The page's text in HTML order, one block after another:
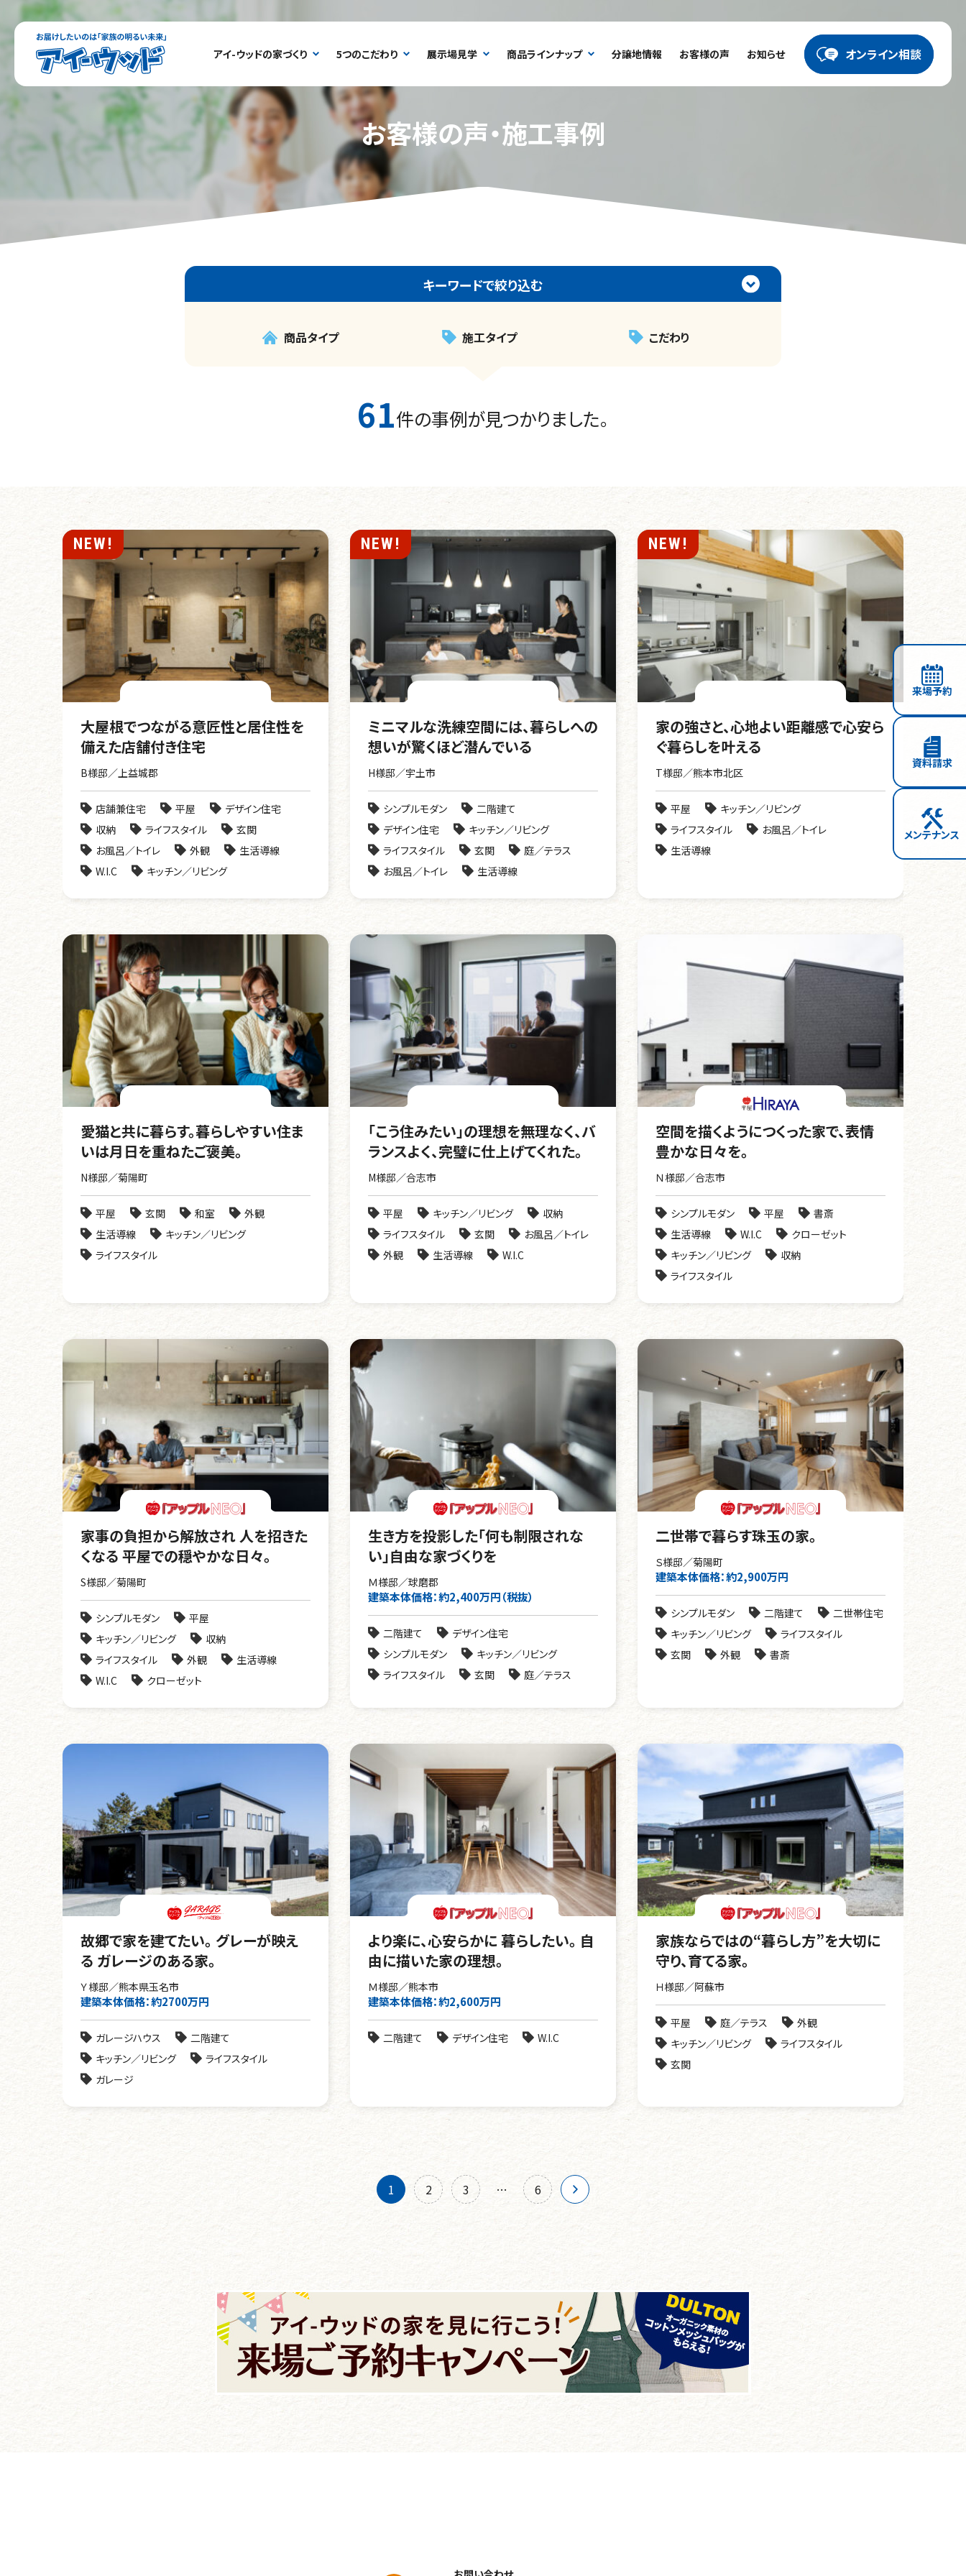
ア
イ-
ウ
アイ-ウッドの家づくり 5つのこだわり 展示場見学 商品ラインナップ 分譲地情報 お客様の声 お知らせ オンライン相談
お客様の声・施工事例
キーワードで絞り込む
商品タイプ 施工タイプ こだわり
61件の事例が見つかりました。
NEW!
大屋根でつながる意匠性と居住性を
備えた店舗付き住宅
B様邸／上益城郡
店舗兼住宅 平屋
デザイン住宅
収納
ライフスタイル
玄関
お風呂／トイレ
外観
生活導線
W.I.C
キッチン／リビング
NEW!
ミニマルな洗練空間には、暮らしへの
想いが驚くほど潜んでいる
H様邸／宇土市
シンプルモダン
二階建て
デザイン住宅
キッチン／リビング
ライフスタイル
玄関
庭／テラス
お風呂／トイレ
生活導線
NEW!
家の強さと、心地よい距離感で心安ら
ぐ暮らしを叶える
T様邸／熊本市北区
平屋
キッチン／リビング
ライフスタイル
お風呂／トイレ
生活導線
愛猫と共に暮らす。暮らしやすい住ま
いは月日を重ねたご褒美。
N様邸／菊陽町
平屋 玄関 和室
外観
生活導線
キッチン／リビング
ライフスタイル
「こう住みたい」の理想を無理なく、バ
ランスよく、完璧に仕上げてくれた。
M様邸／合志市
平屋 キッチン／リビング
収納
ライフスタイル
玄関
お風呂／トイレ
外観
生活導線 W.I.C
空間を描くようにつくった家で、表情
豊かな日々を。
Ｎ様邸／合志市
シンプルモダン 平屋
書斎
生活導線
W.I.C
クローゼット
キッチン／リビング
収納
ライフスタイル
家事の負担から解放され 人を招きた
くなる 平屋での穏やかな日々。
S様邸／菊陽町
シンプルモダン
平屋
キッチン／リビング
収納
ライフスタイル
外観
生活導線
W.I.C
クローゼット
生き方を投影した「何も制限されな
い」自由な家づくりを
Ｍ様邸／球磨郡
建築本体価格：約2,400万円（税抜）
二階建て
デザイン住宅
シンプルモダン
キッチン／リビング
ライフスタイル
玄関 庭／テラス
二世帯で暮らす珠玉の家。
Ｓ様邸／菊陽町
建築本体価格：約2,900万円
シンプルモダン 二階建て
二世帯住宅
キッチン／リビング
ライフスタイル
玄関
外観 書斎
故郷で家を建てたい。 グレーが映え
る ガレージのある家。
Ｙ様邸／熊本県玉名市
建築本体価格：約2700万円
ガレージハウス
二階建て
キッチン／リビング
ライフスタイル
ガレージ
より楽に、心安らかに 暮らしたい。 自
由に描いた家の理想。
Ｍ様邸／熊本市
建築本体価格：約2,600万円
二階建て デザイン住宅 W.I.C
家族ならではの“暮らし方”を大切に
守り、育てる家。
Ｈ様邸／阿蘇市
平屋 庭／テラス
外観
キッチン／リビング
ライフスタイル
玄関
ビ
1 2 3 … 6
来場予約
資料請求
メンテナンス